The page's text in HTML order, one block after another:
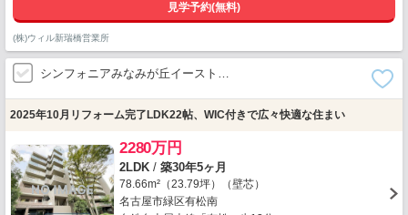
見学予約(無料)
(株)ウィル新瑞橋営業所
シンフォニアみなみが丘イースト…
2025年10月リフォーム完了LDK22帖、WIC付きで広々快適な住まい
2280万円
2LDK / 築30年5ヶ月
78.66m²（23.79坪）（壁芯）
名古屋市緑区有松南